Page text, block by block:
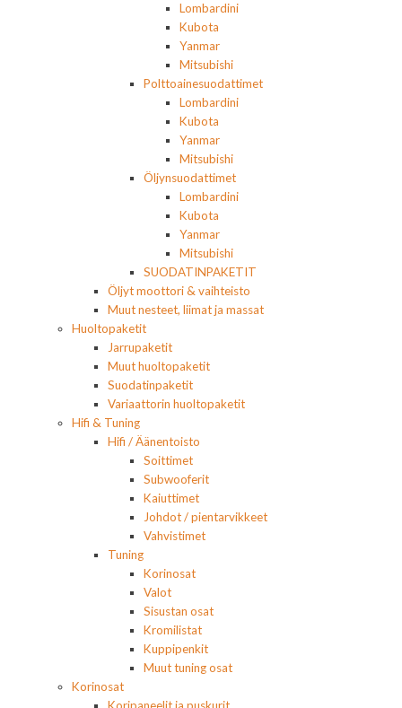
Lombardini
Kubota
Yanmar
Mitsubishi
Polttoainesuodattimet
Lombardini
Kubota
Yanmar
Mitsubishi
Öljynsuodattimet
Lombardini
Kubota
Yanmar
Mitsubishi
SUODATINPAKETIT
Öljyt moottori & vaihteisto
Muut nesteet, liimat ja massat
Huoltopaketit
Jarrupaketit
Muut huoltopaketit
Suodatinpaketit
Variaattorin huoltopaketit
Hifi & Tuning
Hifi / Äänentoisto
Soittimet
Subwooferit
Kaiuttimet
Johdot / pientarvikkeet
Vahvistimet
Tuning
Korinosat
Valot
Sisustan osat
Kromilistat
Kuppipenkit
Muut tuning osat
Korinosat